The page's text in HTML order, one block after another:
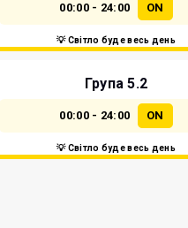
00:00 - 24:00 ON
💡 Світло буде весь день
Група 5.2
00:00 - 24:00 ON
💡 Світло буде весь день